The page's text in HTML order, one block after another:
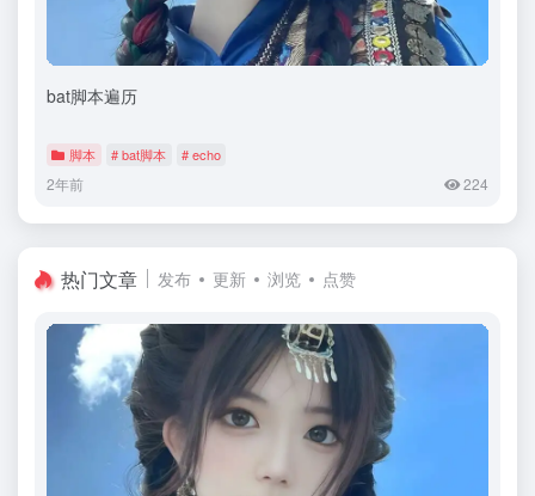
bat脚本遍历
脚本 # bat脚本 # echo
2年前 224
热门文章 发布 更新 浏览 点赞